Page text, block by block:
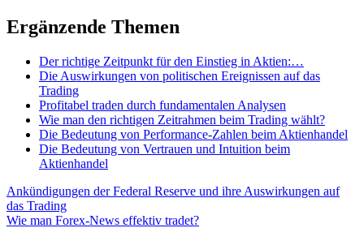
Ergänzende Themen
Der richtige Zeitpunkt für den Einstieg in Aktien:…
Die Auswirkungen von politischen Ereignissen auf das
Trading
Profitabel traden durch fundamentalen Analysen
Wie man den richtigen Zeitrahmen beim Trading wählt?
Die Bedeutung von Performance-Zahlen beim Aktienhandel
Die Bedeutung von Vertrauen und Intuition beim
Aktienhandel
Beitragsnavigation
Ankündigungen der Federal Reserve und ihre Auswirkungen auf
das Trading
Wie man Forex-News effektiv tradet?